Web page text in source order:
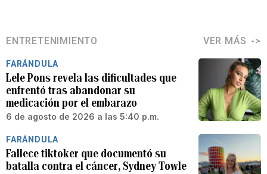
ENTRETENIMIENTO VER MÁS
FARÁNDULA
Lele Pons revela las dificultades que
enfrentó tras abandonar su
medicación por el embarazo
6 de agosto de 2026 a las 5:40 p.m.
FARÁNDULA
Fallece tiktoker que documentó su
batalla contra el cáncer, Sydney Towle